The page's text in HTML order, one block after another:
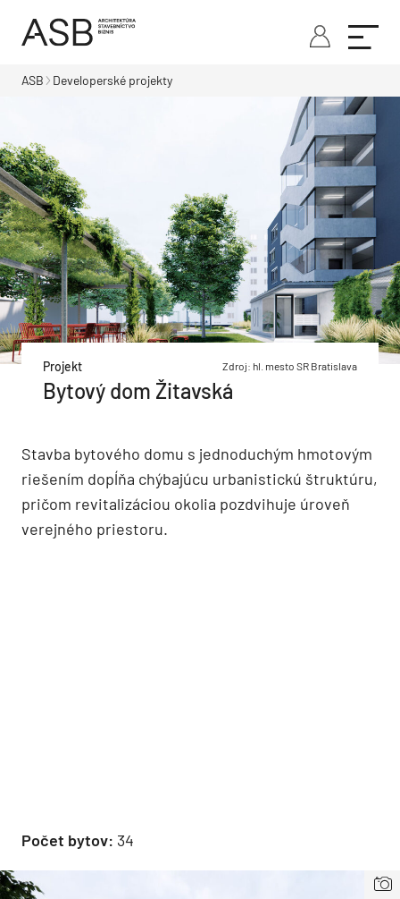
ASB Developerské projekty
Projekt Zdroj: hl. mesto SR Bratislava
Bytový dom Žitavská
Stavba bytového domu s jednoduchým hmotovým
riešením dopĺňa chýbajúcu urbanistickú štruktúru,
pričom revitalizáciou okolia pozdvihuje úroveň
verejného priestoru.
Počet bytov: 34